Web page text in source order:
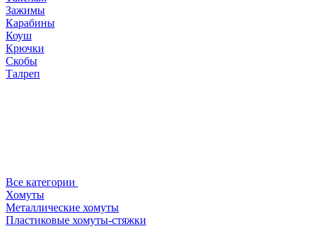
Зажимы
Карабины
Коуш
Крючки
Скобы
Талреп
Все категории
Хомуты
Металлические хомуты
Пластиковые хомуты-стяжки